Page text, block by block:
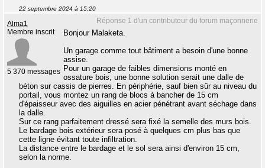
22 septembre 2024 à 15:20
Réponse 1 d'un contributeur du forum maçonnerie
Alma1
Membre inscrit
5 370 messages
Bonjour Malaketa.
Un garage comme tout bâtiment a besoin d'une bonne
assise.
Pour un garage de faibles dimensions monté en
ossature bois, une bonne solution serait une dalle de
béton sur cassis de pierres. En périphérie, sauf bien sûr au niveau du
portail, vous montez un rang de blocs à bancher de 15 cm
d'épaisseur avec des aiguilles en acier pénétrant avant séchage dans
la dalle.
Sur ce rang parfaitement dressé sera fixé la semelle des murs bois.
Le bardage bois extérieur sera posé à quelques cm plus bas que
cette ligne évitant toute infiltration.
La distance entre le bardage et le sol sera ainsi d'environ 15 cm,
selon la norme.